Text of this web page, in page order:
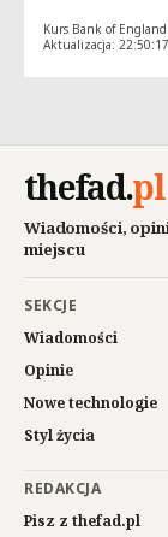
Kurs Bank of
Aktualizacja:
thefad.pl
Wiadomości,
miejscu
SEKCJE
Wiadomości
Opinie
Nowe technologie
Styl życia
REDAKCJA
Pisz z thefad.pl